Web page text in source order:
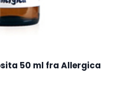
50 ml fra Allergica